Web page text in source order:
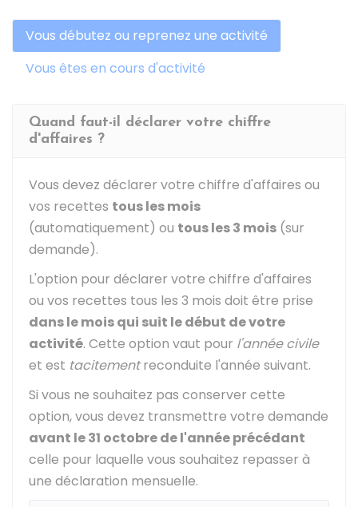
Vous débutez ou reprenez une activité
Vous êtes en cours d'activité
Quand faut-il déclarer votre chiffre
d'affaires ?
Vous devez déclarer votre chiffre d'affaires ou
vos recettes tous les mois
(automatiquement) ou tous les 3 mois (sur
demande).
L'option pour déclarer votre chiffre d'affaires
ou vos recettes tous les 3 mois doit être prise
dans le mois qui suit le début de votre
activité. Cette option vaut pour l'année civile
et est tacitementreconduite l'année suivant.
Si vous ne souhaitez pas conserver cette
option, vous devez transmettre votre demande
avant le 31 octobre de l'année précédant
celle pour laquelle vous souhaitez repasser à
une déclaration mensuelle.